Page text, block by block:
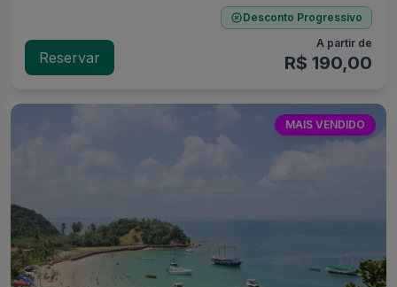
Desconto Progressivo
Reservar
A partir de
R$ 190,00
MAIS VENDIDO